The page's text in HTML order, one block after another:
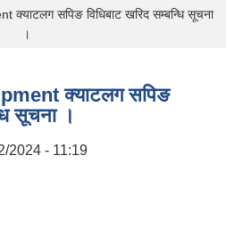
सपिङ विधिबाट खरिद सम्बन्धि सूचना
।
क्याटलग सपिङ
सूचना ।
2024 - 11:19